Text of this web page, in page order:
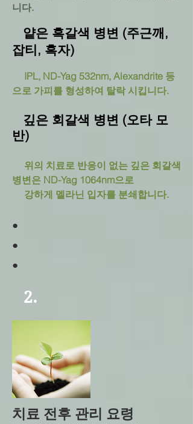
니다.
얕은 흑갈색 병변 (주근깨,
잡티, 흑자)
IPL, ND-Yag 532nm, Alexandrite 등
으로 가피를 형성하여 탈락 시킵니다.
깊은 회갈색 병변 (오타 모
반)
위의 치료로 반응이 없는 깊은 회갈색
병변은 ND-Yag 1064nm으로
강하게 멜라닌 입자를 분쇄합니다.
​●
​●
​●
2.
치료 전후 관리 요령